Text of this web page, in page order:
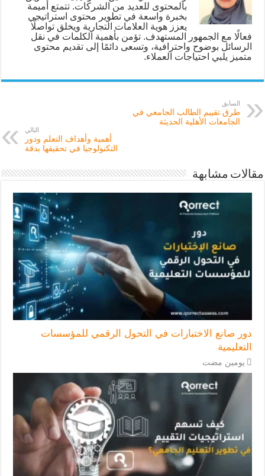
بالمحتوى للعديد من الشركات. تتمتع أميمة
بخبرة واسعة في تطوير محتوى استراتيجي
يعزز هوية العلامات التجارية ويخلق تواصلًا
فعالًا مع الجمهور المستهدف. تؤمن بأهمية الكلمات في نقل
الرسائل بوضوح واحترافية، وتسعى دائمًا إلى تقديم محتوى
متميز يلبي احتياجات العملاء.
السابق
طرق تقييم الطالب الجامعي في
الجامعات الأهلية الحديثة
التالي
أهمية وأهداف التعلم ودور
التكنولوجيا في تحقيقها بدقة
مقالات مشابهة
دور صانع الاختبارات في التحول الرقمي للمؤسسات
التعليمية
‏يومين مضت